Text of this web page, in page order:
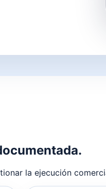
la ejecución